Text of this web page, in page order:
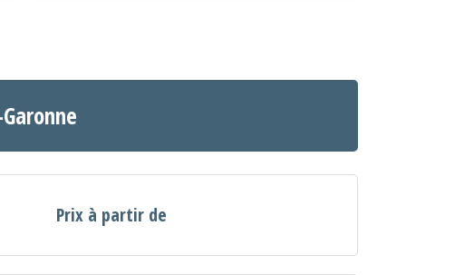
Prix à partir de